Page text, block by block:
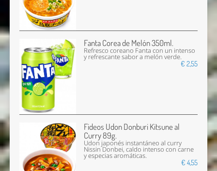
Fanta Corea de Melón 350ml.
Refresco coreano Fanta con un intenso
y refrescante sabor a melón verde.
€ 2,55
Fideos Udon Donburi Kitsune al
Curry 89g.
Udon japonés instantáneo al curry
Nissin Donbei, caldo intenso con carne
y especias aromáticas.
€ 4,55